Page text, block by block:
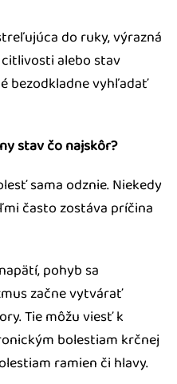
do ruky, výrazná
alebo stav
bezodkladne vyhľadať
stav čo najskôr?
sama odznie. Niekedy
často zostáva príčina
pohyb sa
začne vytvárať
Tie môžu viesť k
bolestiam krčnej
ramien či hlavy.